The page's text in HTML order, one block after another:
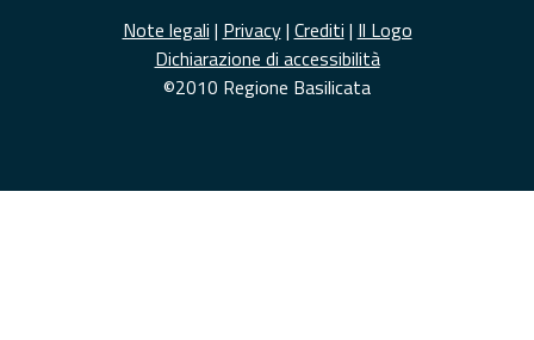
Note legali | Privacy| Crediti | Il Logo
Dichiarazione di accessibilità
©2010 Regione Basilicata